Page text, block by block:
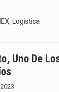
, Logística
Uno De